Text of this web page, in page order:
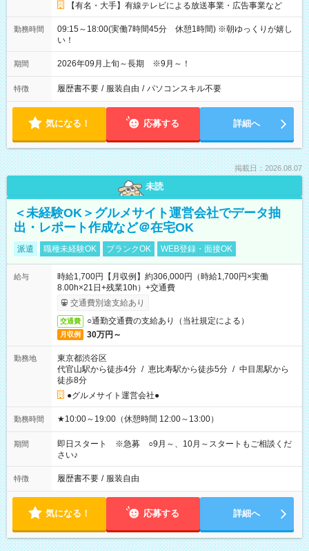
【有名・大手】有線テレビによる放送事業・広告事業など
勤務時間
09:15～18:00(実働7時間45分 休憩1時間) ※朝ゆっくりが嬉し
い！
期間 2026年09月上旬～長期 ※9月～！
特徴 履歴書不要 / 服装自由 / パソコンスキル不要
気になる！ 応募する 詳細へ
掲載日：2026.08.07
未読
＜未経験OK＞グルメサイト運営会社でデータ抽
出・レポート作成など＠在宅OK
派遣 職種未経験OK ブランクOK WEB登録・面接OK
給与
時給1,700円【月収例】約306,000円（時給1,700円×実働
8.00h×21日+残業10h）+交通費
交通費別途支給あり
交通費 ○通勤交通費の支給あり（当社規定による）
月収例 30万円～
勤務地
東京都渋谷区
代官山駅から徒歩4分 / 恵比寿駅から徒歩5分 / 中目黒駅から
徒歩8分
●グルメサイト運営会社●
勤務時間 ★10:00～19:00（休憩時間 12:00～13:00）
期間
即日スタート ※急募 ○9月～、10月～スタートもご相談くだ
さい♪
特徴 履歴書不要 / 服装自由
気になる！ 応募する 詳細へ